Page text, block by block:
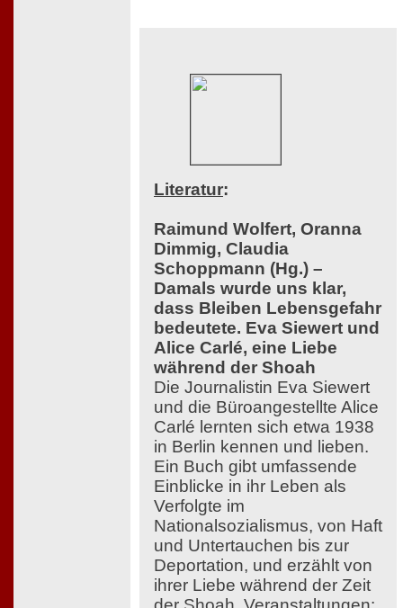
Literatur:
Raimund Wolfert, Oranna
Dimmig, Claudia
Schoppmann (Hg.) –
Damals wurde uns klar,
dass Bleiben Lebensgefahr
bedeutete. Eva Siewert und
Alice Carlé, eine Liebe
während der Shoah
Die Journalistin Eva Siewert
und die Büroangestellte Alice
Carlé lernten sich etwa 1938
in Berlin kennen und lieben.
Ein Buch gibt umfassende
Einblicke in ihr Leben als
Verfolgte im
Nationalsozialismus, von Haft
und Untertauchen bis zur
Deportation, und erzählt von
ihrer Liebe während der Zeit